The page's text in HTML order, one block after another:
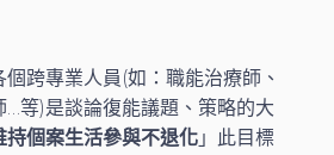
跨專業人員(如：職能治療師、
等)是談論復能議題、策略的大
持個案生活參與不退化 」此目標